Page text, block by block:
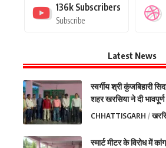
136k Subscribers
Subscribe
Latest News
स्वर्गीय श्री कुंजबिहारी
शहर खरसिया ने दी
CHHATTISGARH
स्मार्ट मीटर के विरोध में